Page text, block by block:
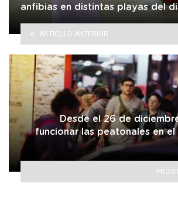
anfibias en distintas playas del
ARTÍCULO ANTERIOR
Desde el 26 de
funcionar las peatonales en